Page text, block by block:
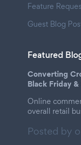
Feature
Guest Blog
Featured
Converting
Black Friday
Online
overall retail
Posted by